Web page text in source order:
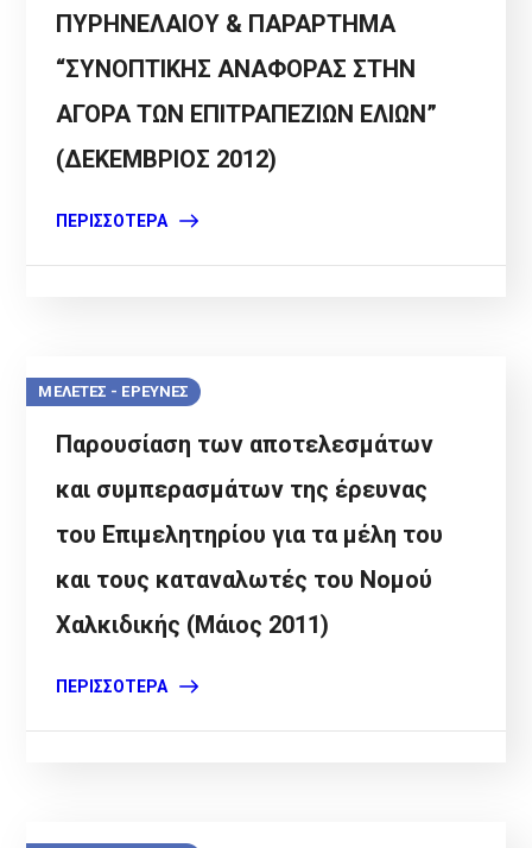
ΠΥΡΗΝΕΛΑΙΟΥ & ΠΑΡΑΡΤΗΜΑ
“ΣΥΝΟΠΤΙΚΗΣ ΑΝΑΦΟΡΑΣ ΣΤΗΝ
ΑΓΟΡΑ ΤΩΝ ΕΠΙΤΡΑΠΕΖΙΩΝ ΕΛΙΩΝ”
(ΔΕΚΕΜΒΡΙΟΣ 2012)
ΠΕΡΙΣΣΌΤΕΡΑ
ΜΕΛΕΤΕΣ - ΕΡΕΥΝΕΣ
Παρουσίαση των αποτελεσμάτων
και συμπερασμάτων της έρευνας
του Επιμελητηρίου για τα μέλη του
και τους καταναλωτές του Νομού
Χαλκιδικής (Μάιος 2011)
ΠΕΡΙΣΣΌΤΕΡΑ